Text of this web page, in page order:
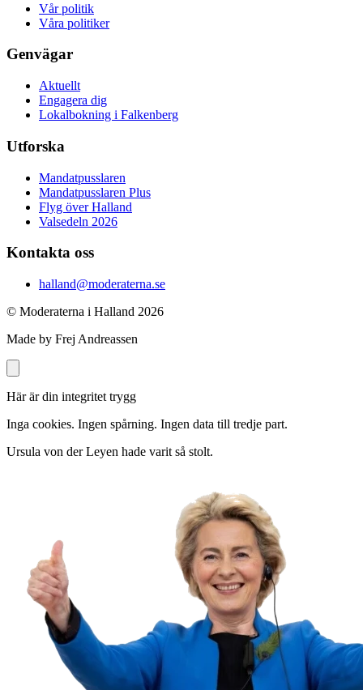
Vår politik
Våra politiker
Genvägar
Aktuellt
Engagera dig
Lokalbokning i Falkenberg
Utforska
Mandatpusslaren
Mandatpusslaren Plus
Flyg över Halland
Valsedeln 2026
Kontakta oss
halland@moderaterna.se
© Moderaterna i Halland 2026
Made by Frej Andreassen
Här är din integritet trygg
Inga cookies. Ingen spårning. Ingen data till tredje part.
Ursula von der Leyen hade varit så stolt.